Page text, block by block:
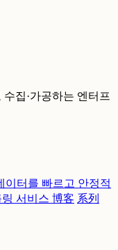
집·가공하는 엔터프
이터를 빠르고 안정적
서비스 博客 系列